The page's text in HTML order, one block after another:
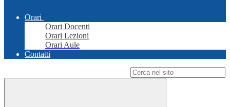
Orari
Orari Docenti
Orari Lezioni
Orari Aule
Contatti